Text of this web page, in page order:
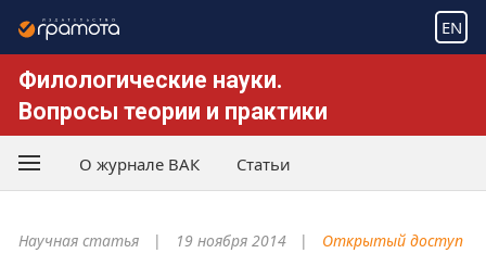
EN
Филологические науки.
Вопросы теории и практики
О журнале ВАК Статьи
Научная статья 19 ноября 2014 Открытый доступ